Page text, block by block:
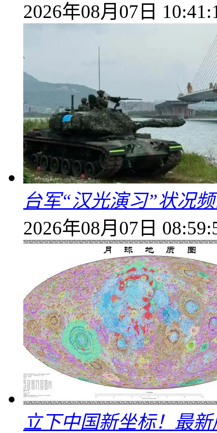
2026年08月07日
台军“汉光演习”状况
2026年08月07日
立下中国新坐标！最